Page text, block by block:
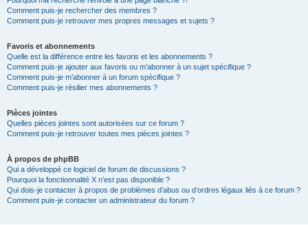
Comment puis-je rechercher des membres ?
Comment puis-je retrouver mes propres messages et sujets ?
Favoris et abonnements
Quelle est la différence entre les favoris et les abonnements ?
Comment puis-je ajouter aux favoris ou m’abonner à un sujet spécifique ?
Comment puis-je m’abonner à un forum spécifique ?
Comment puis-je résilier mes abonnements ?
Pièces jointes
Quelles pièces jointes sont autorisées sur ce forum ?
Comment puis-je retrouver toutes mes pièces jointes ?
À propos de phpBB
Qui a développé ce logiciel de forum de discussions ?
Pourquoi la fonctionnalité X n’est pas disponible ?
Qui dois-je contacter à propos de problèmes d’abus ou d’ordres légaux liés à ce forum ?
Comment puis-je contacter un administrateur du forum ?